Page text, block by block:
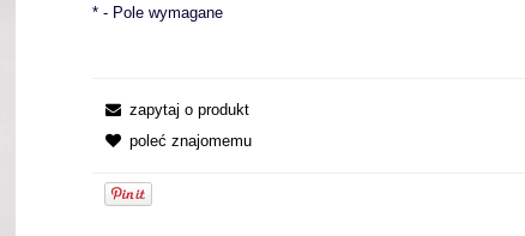
*- Pole wymagane
zapytaj o produkt
poleć znajomemu